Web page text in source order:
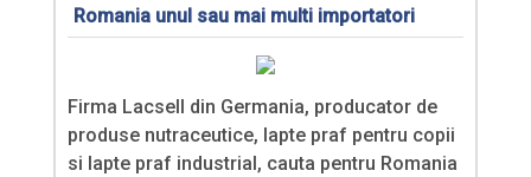
Romania unul sau mai multi importatori
Firma Lacsell din Germania, producator de
produse nutraceutice, lapte praf pentru copii
si lapte praf industrial, cauta pentru Romania